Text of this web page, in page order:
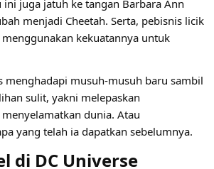
ini juga jatuh ke tangan Barbara Ann
menjadi Cheetah. Serta, pebisnis licik
kekuatannya untuk
menghadapi musuh-musuh baru sambil
sulit, yakni melepaskan
dunia. Atau
yang telah ia dapatkan sebelumnya.
di DC Universe